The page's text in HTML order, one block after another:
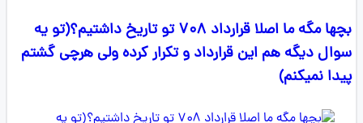
بچها مگه ما اصلا قرارداد ۷۰۸ تو تاریخ داشتیم؟(تو یه
سوال دیگه هم این قرارداد و تکرار کرده ولی هرچی گشتم
پیدا نمیکنم)